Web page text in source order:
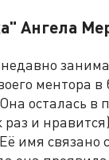
Ангела
ментора
осталась
раз и
имя